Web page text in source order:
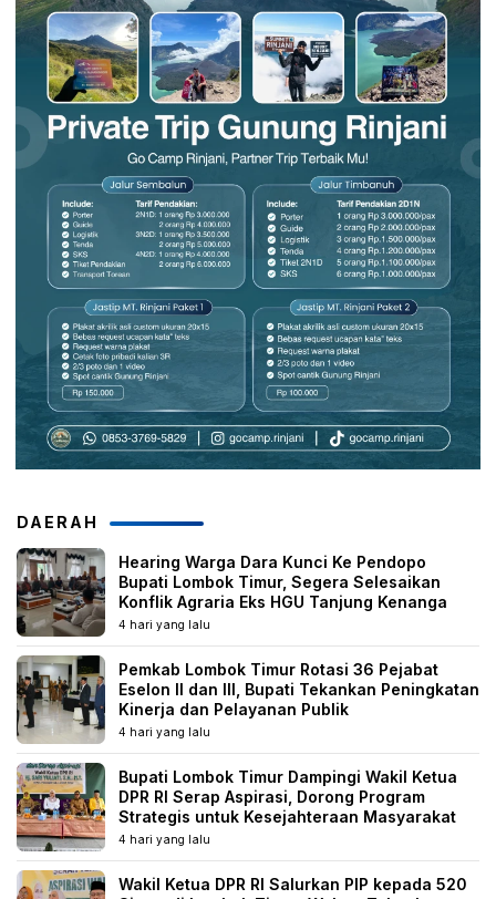
DAERAH
Hearing Warga Dara Kunci Ke Pendopo
Bupati Lombok Timur, Segera Selesaikan
Konflik Agraria Eks HGU Tanjung Kenanga
4 hari yang lalu
Pemkab Lombok Timur Rotasi 36 Pejabat
Eselon II dan III, Bupati Tekankan Peningkatan
Kinerja dan Pelayanan Publik
4 hari yang lalu
Bupati Lombok Timur Dampingi Wakil Ketua
DPR RI Serap Aspirasi, Dorong Program
Strategis untuk Kesejahteraan Masyarakat
4 hari yang lalu
Wakil Ketua DPR RI Salurkan PIP kepada 520